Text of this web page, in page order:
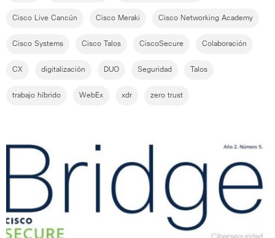
Cisco Live Cancún Cisco Meraki Cisco Networking Academy
Cisco Systems Cisco Talos CiscoSecure Colaboración
CX digitalización DUO Seguridad Talos
trabajo híbrido WebEx xdr zero trust